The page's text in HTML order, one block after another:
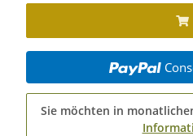
Sie möchten in